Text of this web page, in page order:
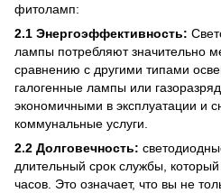
фитоламп:
2.1 Энергоэффективность:
лампы потребляют значительно
сравнению с другими типами
галогенные лампы или
экономичными в эксплуатации и
коммунальные услуги.
2.2 Долговечность:
длительный срок службы,
часов. Это означает, что вы не